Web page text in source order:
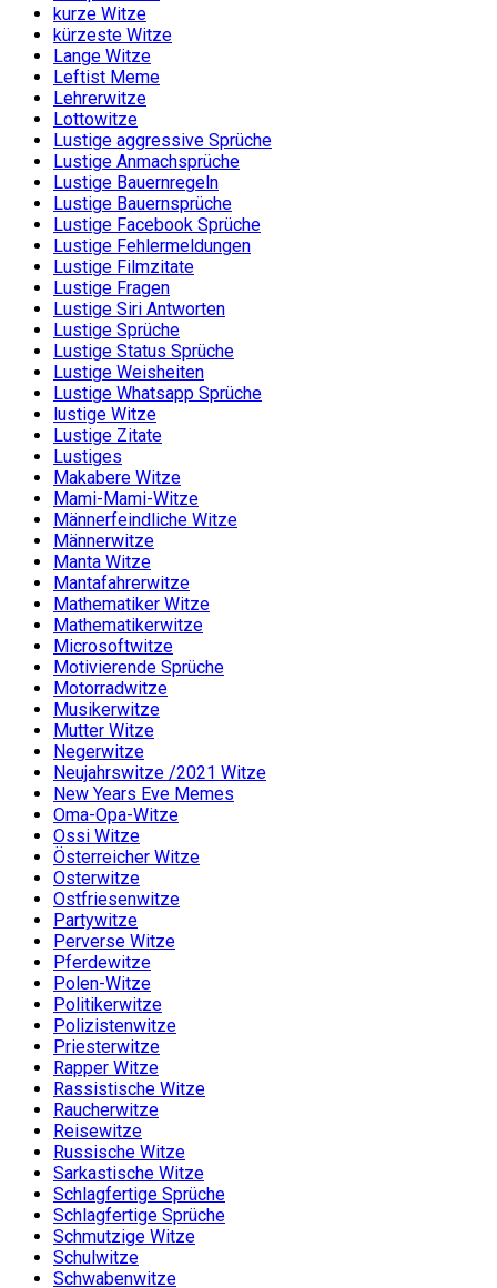
kurze Witze
kürzeste Witze
Lange Witze
Leftist Meme
Lehrerwitze
Lottowitze
Lustige aggressive Sprüche
Lustige Anmachsprüche
Lustige Bauernregeln
Lustige Bauernsprüche
Lustige Facebook Sprüche
Lustige Fehlermeldungen
Lustige Filmzitate
Lustige Fragen
Lustige Siri Antworten
Lustige Sprüche
Lustige Status Sprüche
Lustige Weisheiten
Lustige Whatsapp Sprüche
lustige Witze
Lustige Zitate
Lustiges
Makabere Witze
Mami-Mami-Witze
Männerfeindliche Witze
Männerwitze
Manta Witze
Mantafahrerwitze
Mathematiker Witze
Mathematikerwitze
Microsoftwitze
Motivierende Sprüche
Motorradwitze
Musikerwitze
Mutter Witze
Negerwitze
Neujahrswitze /2021 Witze
New Years Eve Memes
Oma-Opa-Witze
Ossi Witze
Österreicher Witze
Osterwitze
Ostfriesenwitze
Partywitze
Perverse Witze
Pferdewitze
Polen-Witze
Politikerwitze
Polizistenwitze
Priesterwitze
Rapper Witze
Rassistische Witze
Raucherwitze
Reisewitze
Russische Witze
Sarkastische Witze
Schlagfertige Sprüche
Schlagfertige Sprüche
Schmutzige Witze
Schulwitze
Schwabenwitze